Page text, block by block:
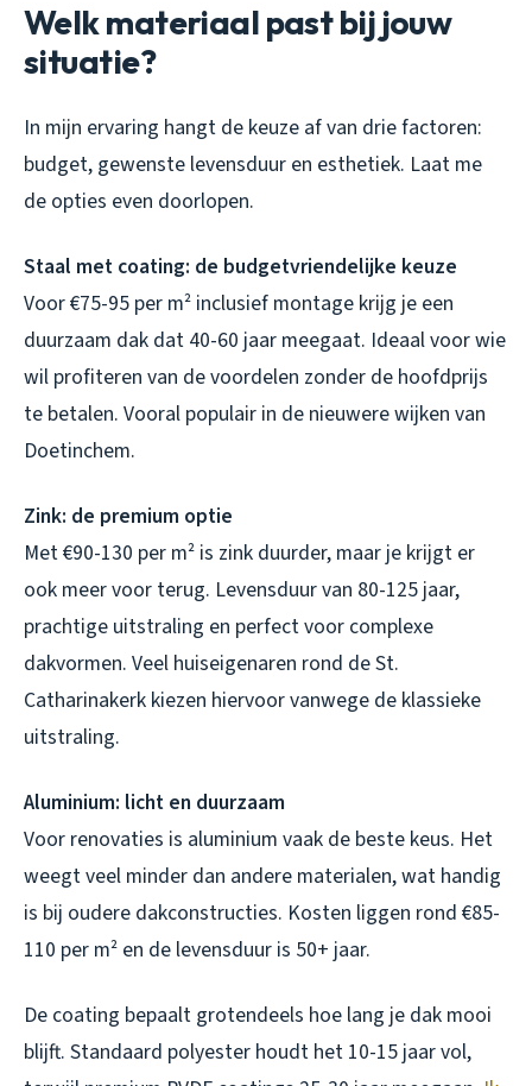
Welk materiaal past bij jouw
situatie?
In mijn ervaring hangt de keuze af van drie factoren:
budget, gewenste levensduur en esthetiek. Laat me
de opties even doorlopen.
Staal met coating: de budgetvriendelijke keuze
Voor €75-95 per m² inclusief montage krijg je een
duurzaam dak dat 40-60 jaar meegaat. Ideaal voor wie
wil profiteren van de voordelen zonder de hoofdprijs
te betalen. Vooral populair in de nieuwere wijken van
Doetinchem.
Zink: de premium optie
Met €90-130 per m² is zink duurder, maar je krijgt er
ook meer voor terug. Levensduur van 80-125 jaar,
prachtige uitstraling en perfect voor complexe
dakvormen. Veel huiseigenaren rond de St.
Catharinakerk kiezen hiervoor vanwege de klassieke
uitstraling.
Aluminium: licht en duurzaam
Voor renovaties is aluminium vaak de beste keus. Het
weegt veel minder dan andere materialen, wat handig
is bij oudere dakconstructies. Kosten liggen rond €85-
110 per m² en de levensduur is 50+ jaar.
De coating bepaalt grotendeels hoe lang je dak mooi
blijft. Standaard polyester houdt het 10-15 jaar vol,